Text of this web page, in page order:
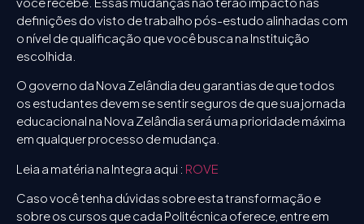
definições do visto de trabalho pós-estudo alinhadas com
o nível de qualificação que você busca na Instituição
escolhida.
O governo da Nova Zelândia deu garantias de que todos
os estudantes devem se sentir seguros de que sua jornada
educacional na Nova Zelândia será uma prioridade máxima
em qualquer processo de mudança.
Leia a matéria na Integra aqui : ROVE
Caso você tenha dúvidas sobre esta transformação e
sobre os cursos que cada Politécnica oferece, entre em